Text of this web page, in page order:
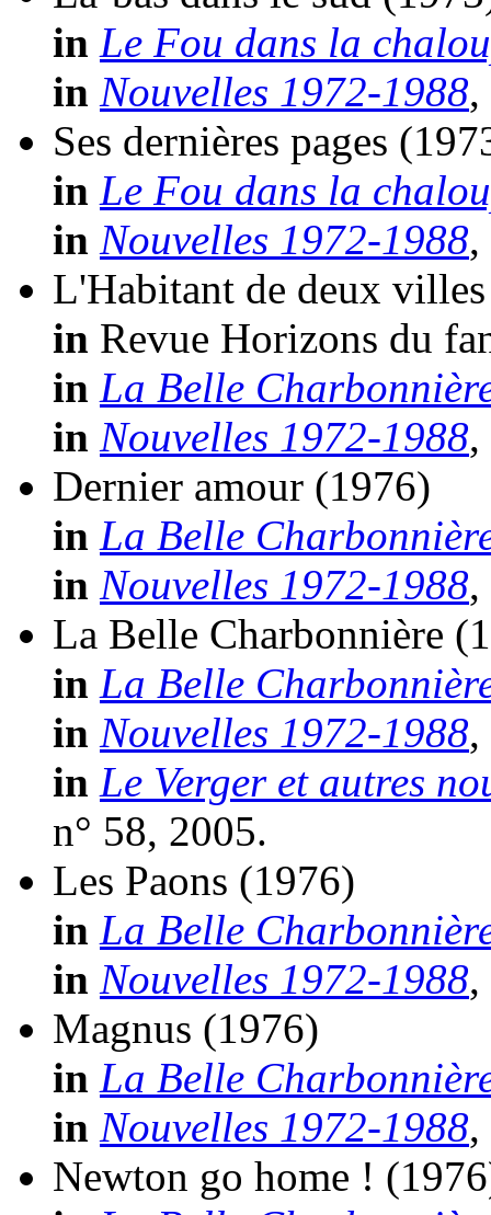
in Le Fou dans la
in Nouvelles 1972-1988,
Ses dernières pages
in Le Fou dans la
in Nouvelles 1972-1988,
L'Habitant de deux villes
in Revue Horizons du
in La Belle
in Nouvelles 1972-1988,
Dernier amour (1976)
in La Belle
in Nouvelles 1972-1988,
La Belle Charbonnière
in La Belle
in Nouvelles 1972-1988,
in Le Verger et autres
n° 58, 2005.
Les Paons (1976)
in La Belle
in Nouvelles 1972-1988,
Magnus (1976)
in La Belle
in Nouvelles 1972-1988,
Newton go home !